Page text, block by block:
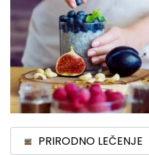
PRIRODNO LEČENJE